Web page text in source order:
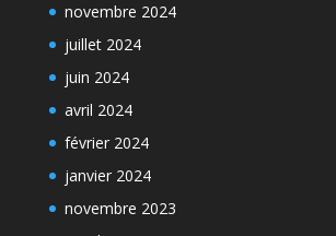
novembre 2024
juillet 2024
juin 2024
avril 2024
février 2024
janvier 2024
novembre 2023